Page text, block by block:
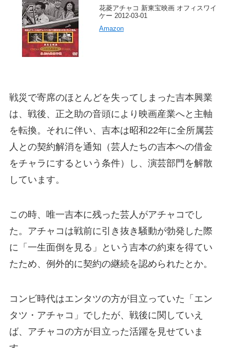
花菱アチャコ 新東宝映画 オフィスワイ
ケー 2012-03-01
Amazon
戦災で寄席のほとんどを失ってしまった吉本興業
は、戦後、正之助の音頭により映画産業へと主軸
を転換。それに伴い、吉本は昭和22年に全所属芸
人との契約解消を通知（芸人たちの吉本への借金
をチャラにするという条件）し、演芸部門を解散
しています。
この時、唯一吉本に残った芸人がアチャコでし
た。アチャコは戦前に引き抜き騒動が勃発した際
に「一生面倒を見る」という吉本の約束を得てい
たため、例外的に契約の継続を認められたとか。
コンビ時代はエンタツの方が目立っていた「エン
タツ・アチャコ」でしたが、戦後に関していえ
ば、アチャコの方が目立った活躍を見せていま